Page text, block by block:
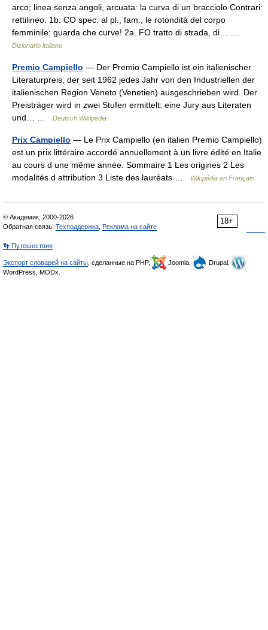
arco; linea senza angoli, arcuata: la curva di un bracciolo Contrari:
rettilineo. 1b. CO spec. al pl., fam., le rotondità del corpo
femminile: guarda che curve! 2a. FO tratto di strada, di… …
Dizionario italiano
Premio Campiello — Der Premio Campiello ist ein italienischer
Literaturpreis, der seit 1962 jedes Jahr von den Industriellen der
italienischen Region Veneto (Venetien) ausgeschrieben wird. Der
Preisträger wird in zwei Stufen ermittelt: eine Jury aus Literaten
und… …
Deutsch Wikipedia
Prix Campiello — Le Prix Campiello (en italien Premio Campiello)
est un prix littéraire accordé annuellement à un livre édité en Italie
au cours d une même année. Sommaire 1 Les origines 2 Les
modalités d attribution 3 Liste des lauréats …
Wikipédia en Français
18+
© Академик, 2000-2026
Обратная связь: Техподдержка Реклама на сайте
👣 Путешествия
Экспорт словарей на сайты , сделанные на PHP, Joomla,
Drupal,
WordPress, MODx.